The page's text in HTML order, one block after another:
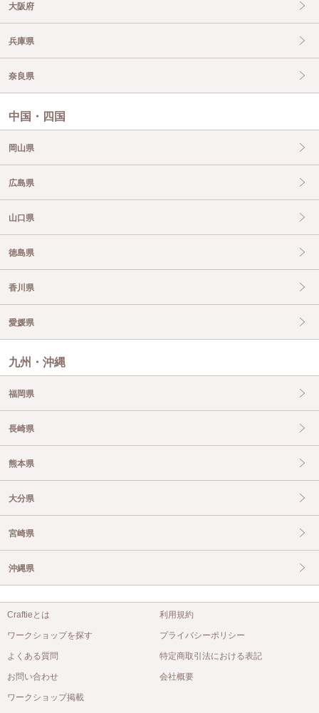
大阪府
兵庫県
奈良県
中国・四国
岡山県
広島県
山口県
徳島県
香川県
愛媛県
九州・沖縄
福岡県
長崎県
熊本県
大分県
宮崎県
沖縄県
Craftieとは
ワークショップを探す
よくある質問
お問い合わせ
ワークショップ掲載
利用規約
プライバシーポリシー
特定商取引法における表記
会社概要